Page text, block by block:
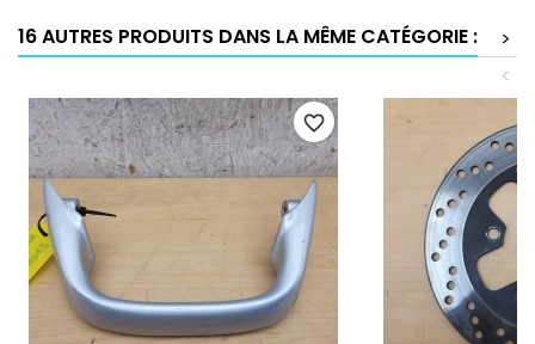
16 AUTRES PRODUITS DANS LA MÊME CATÉGORIE :
>
<
favorite_border